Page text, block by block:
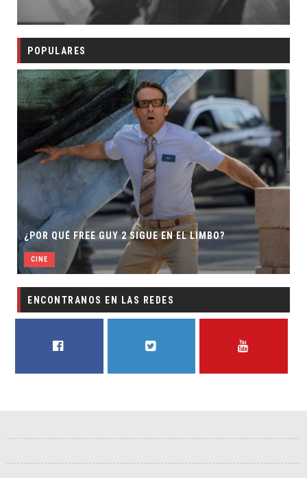
POPULARES
¿POR QUÉ FREE GUY 2 SIGUE EN EL LIMBO?
CINE
ENCONTRANOS EN LAS REDES